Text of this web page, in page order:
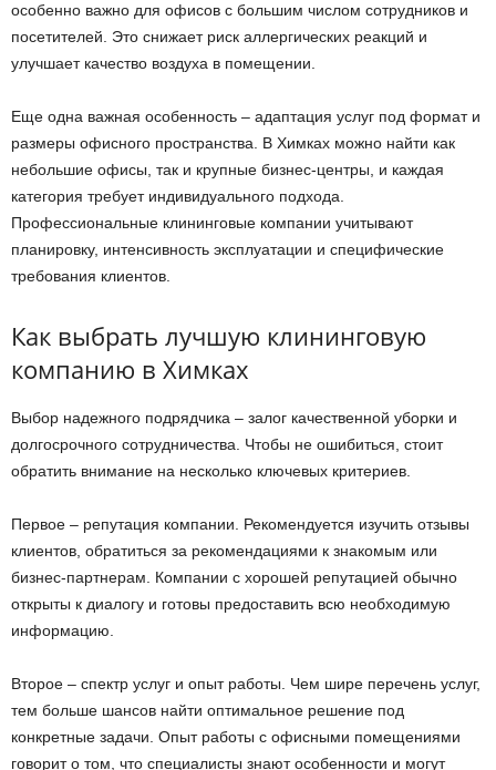
особенно важно для офисов с большим числом сотрудников и
посетителей. Это снижает риск аллергических реакций и
улучшает качество воздуха в помещении.
Еще одна важная особенность – адаптация услуг под формат и
размеры офисного пространства. В Химках можно найти как
небольшие офисы, так и крупные бизнес-центры, и каждая
категория требует индивидуального подхода.
Профессиональные клининговые компании учитывают
планировку, интенсивность эксплуатации и специфические
требования клиентов.
Как выбрать лучшую клининговую
компанию в Химках
Выбор надежного подрядчика – залог качественной уборки и
долгосрочного сотрудничества. Чтобы не ошибиться, стоит
обратить внимание на несколько ключевых критериев.
Первое – репутация компании. Рекомендуется изучить отзывы
клиентов, обратиться за рекомендациями к знакомым или
бизнес-партнерам. Компании с хорошей репутацией обычно
открыты к диалогу и готовы предоставить всю необходимую
информацию.
Второе – спектр услуг и опыт работы. Чем шире перечень услуг,
тем больше шансов найти оптимальное решение под
конкретные задачи. Опыт работы с офисными помещениями
говорит о том, что специалисты знают особенности и могут